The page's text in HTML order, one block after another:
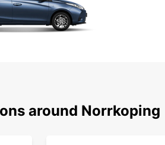
around Norrkoping